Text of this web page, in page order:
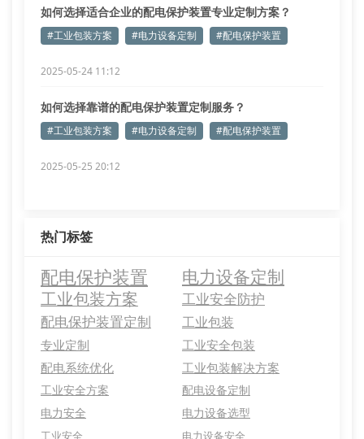
如何选择适合企业的配电保护装置专业定制方案？
#工业包装方案 #电力设备定制 #配电保护装置
2025-05-24 11:12
如何选择靠谱的配电保护装置定制服务？
#工业包装方案 #电力设备定制 #配电保护装置
2025-05-25 20:12
热门标签
配电保护装置 电力设备定制
工业包装方案
工业安全防护
配电保护装置定制
工业包装
专业定制
工业安全包装
配电系统优化
工业包装解决方案
工业安全方案
配电设备定制
电力安全
电力设备选型
工业安全 电力设备安全